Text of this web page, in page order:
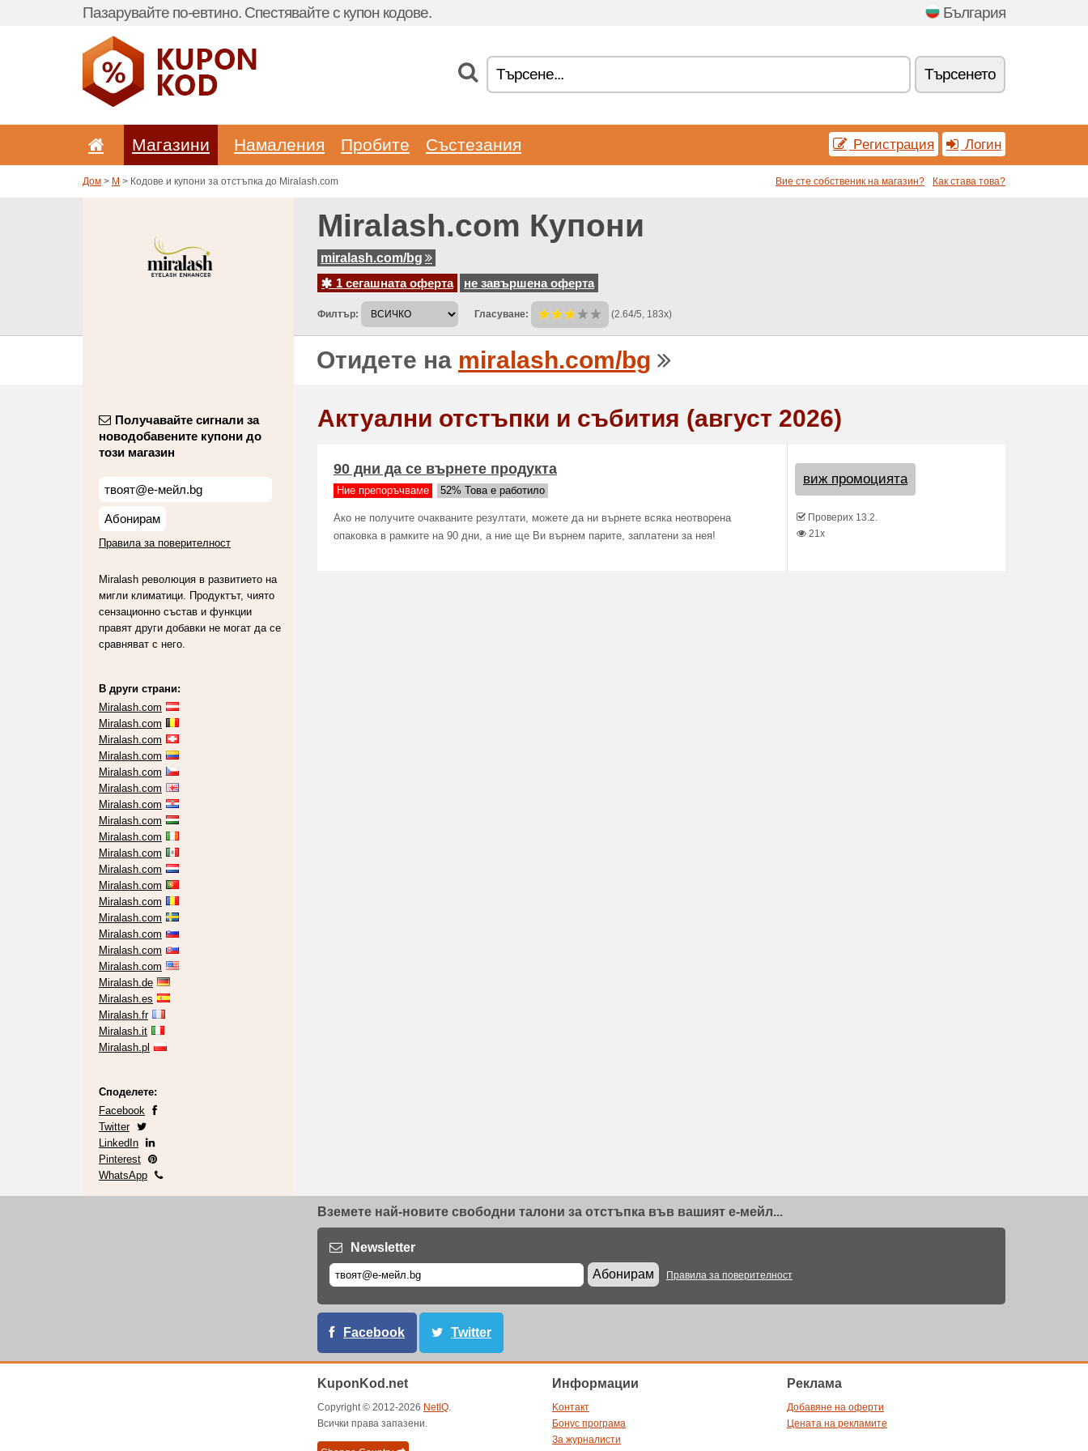
Пазарувайте по-евтино. Спестявайте с купон кодове. България
Tърсенетo
Магазини Hамаления Пробите Състезания Pегистрация Логин
Дом > M > Кодове и купони за отстъпка до Miralash.com Вие сте собственик на магазин? Как става това?
Miralash.com Купони
miralash.com/bg
1 сегашната оферта
не завършена оферта
Филтър: Гласуване: (2.64/5, 183x)
Отидете на miralash.com/bg
Получавайте сигнали за
новодобавените купони до
този магазин
Абонирам
Правила за поверителност
Miralash революция в развитието на
мигли климатици. Продуктът, чиято
сензационно състав и функции
правят други добавки не могат да се
сравняват с него.
В други страни:
Miralash.com
Miralash.com
Miralash.com
Miralash.com
Miralash.com
Miralash.com
Miralash.com
Miralash.com
Miralash.com
Miralash.com
Miralash.com
Miralash.com
Miralash.com
Miralash.com
Miralash.com
Miralash.com
Miralash.com
Miralash.de
Miralash.es
Miralash.fr
Miralash.it
Miralash.pl
Споделете:
Facebook
Twitter
LinkedIn
Pinterest
WhatsApp
Актуални отстъпки и събития (август 2026)
90 дни да се върнете продукта
Ние препоръчваме 52% Това е работило
Ако не получите очакваните резултати, можете да ни върнете всяка неотворена
опаковка в рамките на 90 дни, а ние ще Ви върнем парите, заплатени за нея!
виж промоцията
Проверих 13.2.
21x
Вземете най-новите свободни талони за отстъпка във вашият е-мейл...
Newsletter
Абонирам
Правила за поверителност
Facebook Twitter
KuponKod.net
Copyright © 2012-2026 NetIQ.
Всички права запазени.
Информации
Kонтакт
Бонус програма
За журналисти
Pеклама
Добавяне на оферти
Цената на рекламите